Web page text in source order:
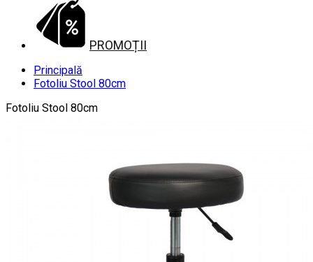
PROMOȚII
Principală
Fotoliu Stool 80cm
Fotoliu Stool 80cm